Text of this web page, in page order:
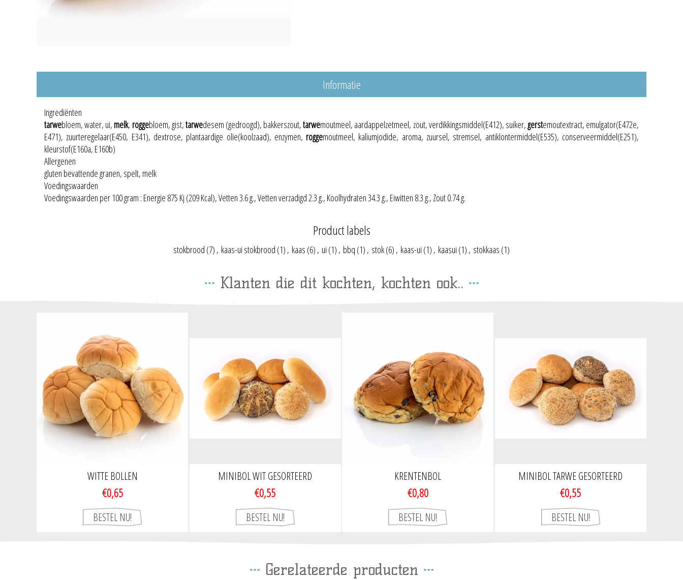
Informatie
Ingrediënten
tarwebloem, water, ui, melk, roggebloem, gist,tarwedesem (gedroogd), bakkerszout,tarwemoutmeel, aardappelzetmeel, zout, verdikkingsmiddel(E412), suiker,gerstemoutextract, emulgator(E472e,
E471), zuurteregelaar(E450, E341), dextrose, plantaardige olie(koolzaad), enzymen, roggemoutmeel, kaliumjodide, aroma, zuursel, stremsel, antiklontermiddel(E535), conserveermiddel(E251),
kleurstof(E160a, E160b)
Allergenen
gluten bevattende granen, spelt, melk
Voedingswaarden
Voedingswaarden per 100 gram : Energie 875 Kj (209 Kcal), Vetten 3.6 g., Vetten verzadigd 2.3 g., Koolhydraten 34.3 g., Eiwitten 8.3 g., Zout 0.74 g.
Product labels
stokbrood (7) , kaas-ui stokbrood (1) , kaas (6) , ui (1) , bbq (1) , stok(6) , kaas-ui (1) , kaasui (1) , stokkaas (1)
Klanten die dit kochten, kochten ook..
WITTE BOLLEN
€0,65
MINIBOL WIT GESORTEERD
€0,55
KRENTENBOL
€0,80
MINIBOL TARWE GESORTEERD
€0,55
Gerelateerde producten